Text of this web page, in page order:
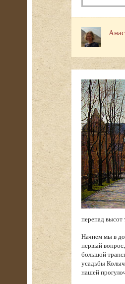
перепад высот
Начнем мы в
первый
большой
усадьбы
нашей